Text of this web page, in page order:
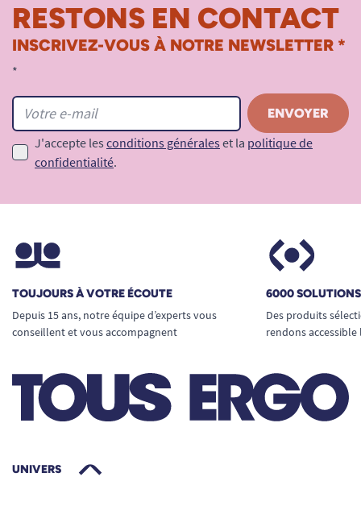
RESTONS EN CONTACT
INSCRIVEZ-VOUS À NOTRE NEWSLETTER *
*
J'accepte les conditions générales et la politique de
confidentialité.
TOUJOURS À VOTRE ÉCOUTE
Depuis 15 ans, notre équipe d’experts vous
conseillent et vous accompagnent
6000
Des produits
rendons
UNIVERS